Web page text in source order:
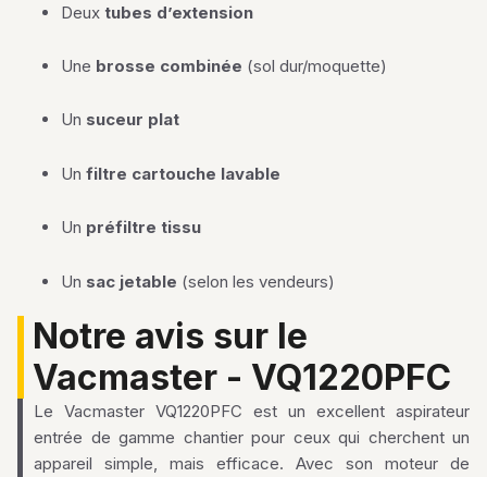
Deux tubes d’extension
Une brosse combinée (sol dur/moquette)
Un suceur plat
Un filtre cartouche lavable
Un préfiltre tissu
Un sac jetable (selon les vendeurs)
Notre avis sur le
Vacmaster - VQ1220PFC
Le Vacmaster VQ1220PFC est un excellent aspirateur
entrée de gamme chantier pour ceux qui cherchent un
appareil simple, mais efficace. Avec son moteur de